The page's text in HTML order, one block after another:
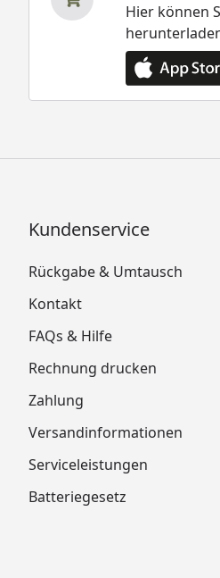
Hier können
Kundenservice
Rückgabe & Umtausch
Kontakt
FAQs & Hilfe
Rechnung drucken
Zahlung
Versandinformationen
Serviceleistungen
Batteriegesetz